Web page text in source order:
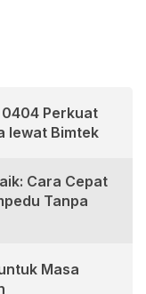
0404 Perkuat
lewat Bimtek
Cara Cepat
Tanpa
Masa